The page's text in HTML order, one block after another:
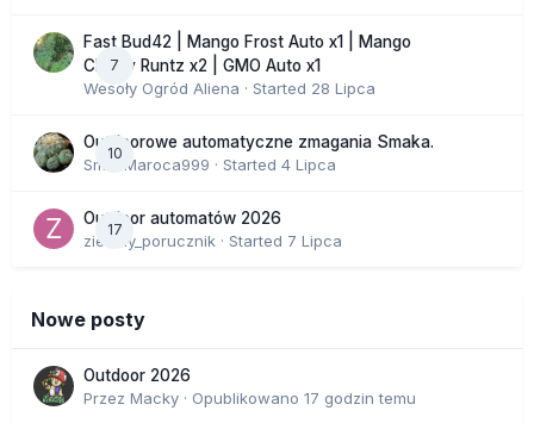
7
Fast Bud42 | Mango Frost Auto x1 | Mango
Cherry Runtz x2 | GMO Auto x1
Wesoły Ogród Aliena · Started 28 Lipca
10
Outdoorowe automatyczne zmagania Smaka.
SmakMaroca999 · Started 4 Lipca
17
Outdoor automatów 2026
zielony_porucznik · Started 7 Lipca
Nowe posty
Outdoor 2026
Przez Macky · Opublikowano 17 godzin temu